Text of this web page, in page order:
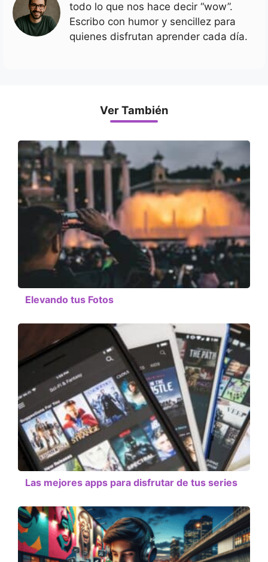
todo lo que nos hace decir “wow”.
Escribo con humor y sencillez para
quienes disfrutan aprender cada día.
Ver También
Elevando tus Fotos
Las mejores apps para disfrutar de tus series